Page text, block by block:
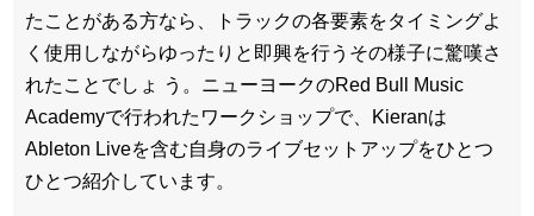
たことがある方なら、トラックの各要素をタイミングよ
く使用しながらゆったりと即興を行うその様子に驚嘆さ
れたことでしょ う。ニューヨークのRed Bull Music
Academyで行われたワークショップで、Kieranは
Ableton Liveを含む自身のライブセットアップをひとつ
ひとつ紹介しています。